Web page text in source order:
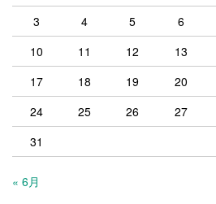
3
4 5 6
10
11 12 13
17
18 19 20
24
25 26 27
31
« 6月